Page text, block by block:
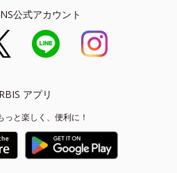
公式アカウント
アプリ
っと楽しく、便利に！